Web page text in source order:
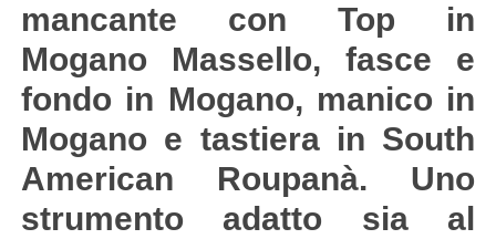
mancante con Top in
Mogano Massello, fasce e
fondo in Mogano, manico in
Mogano e tastiera in South
American Roupanà. Uno
strumento adatto sia al